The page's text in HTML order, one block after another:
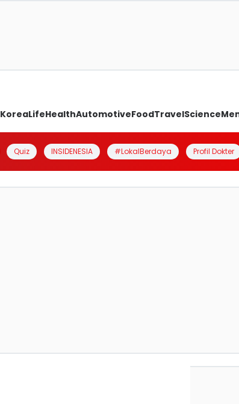
KoreaLifeHealthAutomotiveFoodTravelScience
Quiz INSIDENESIA #LokalBerdaya Profil Dokter